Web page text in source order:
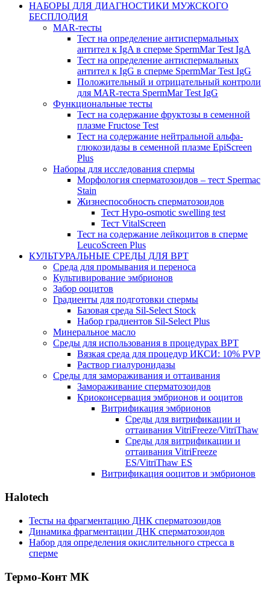
НАБОРЫ ДЛЯ ДИАГНОСТИКИ МУЖСКОГО
БЕСПЛОДИЯ
MAR-тесты
Тест на определение антиспермальных
антител к IgA в сперме SpermMar Test IgA
Тест на определение антиспермальных
антител к IgG в сперме SpermMar Test IgG
Положительный и отрицательный контроли
для MAR-теста SpermMar Test IgG
Функциональные тесты
Тест на содержание фруктозы в семенной
плазме Fructose Test
Тест на содержание нейтральной альфа-
глюкозидазы в семенной плазме EpiScreen
Plus
Наборы для исследования спермы
Морфология сперматозоидов – тест Spermac
Stain
Жизнеспособность сперматозоидов
Тест Hypo-osmotic swelling test
Тест VitalScreen
Тест на содержание лейкоцитов в сперме
LeucoScreen Plus
КУЛЬТУРАЛЬНЫЕ СРЕДЫ ДЛЯ ВРТ
Среда для промывания и переноса
Культивирование эмбрионов
Забор ооцитов
Градиенты для подготовки спермы
Базовая среда Sil-Select Stock
Набор градиентов Sil-Select Plus
Минеральное масло
Среды для использования в процедурах ВРТ
Вязкая среда для процедур ИКСИ: 10% PVP
Раствор гиалуронидазы
Среды для замораживания и оттаивания
Замораживание сперматозоидов
Криоконсервация эмбрионов и ооцитов
Витрификация эмбрионов
Среды для витрификации и
оттаивания VitriFreeze/VitriThaw
Среды для витрификации и
оттаивания VitriFreeze
ES/VitriThaw ES
Витрификация ооцитов и эмбрионов
Halotech
Тесты на фрагментацию ДНК сперматозоидов
Динамика фрагментации ДНК сперматозоидов
Набор для определения окислительного стресса в
сперме
Термо-Конт МК